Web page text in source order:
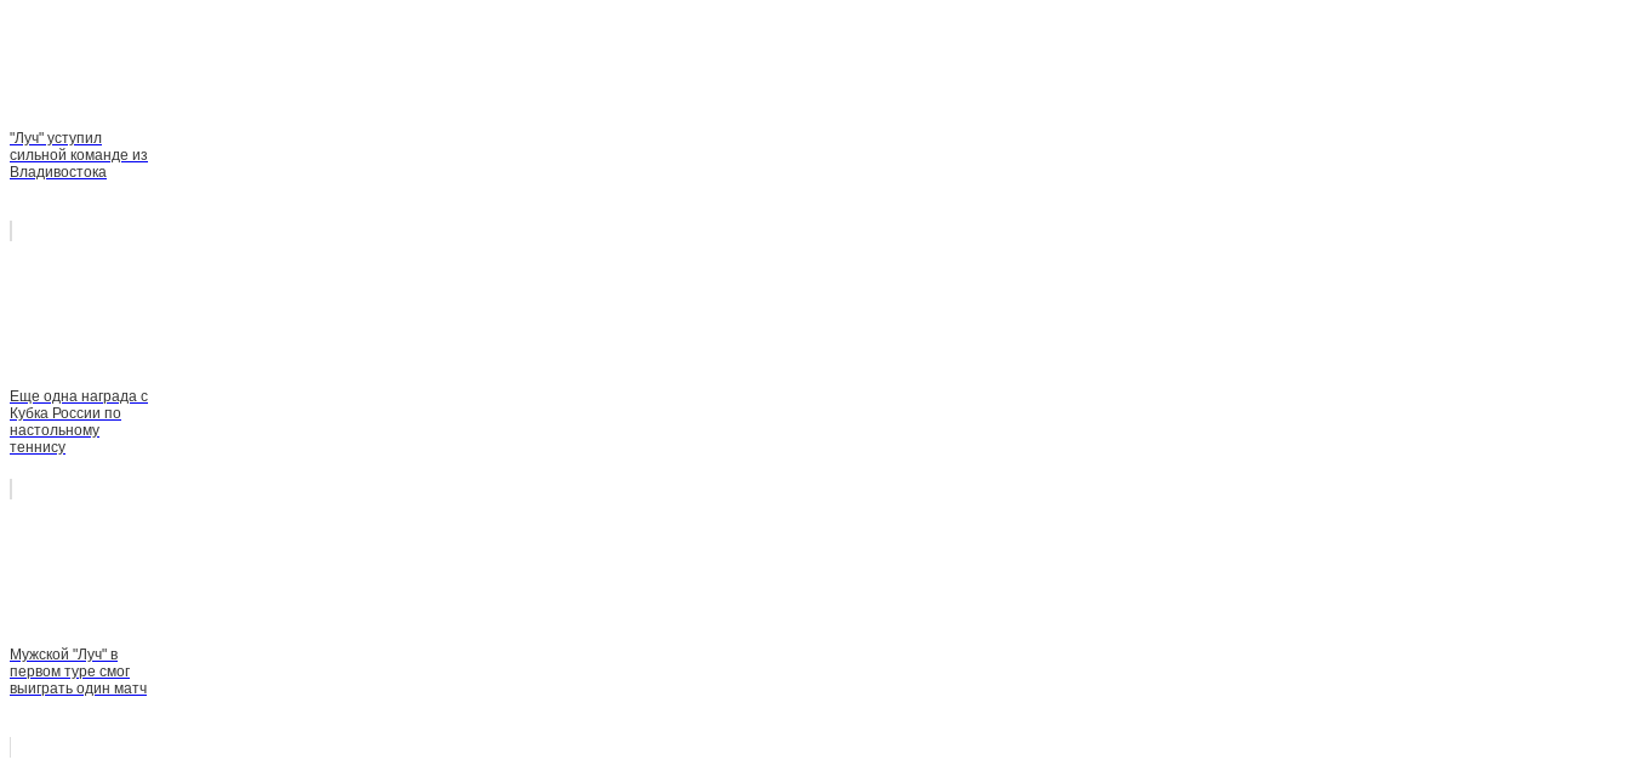
"Луч" уступил
сильной команде из
Владивостока
Еще одна награда с
Кубка России по
настольному
теннису
Мужской "Луч" в
первом туре смог
выиграть один матч